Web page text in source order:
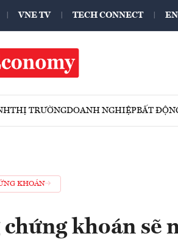
VNE TV TECH CONNECT
THỊ TRƯỜNGDOANH NGHIỆPBẤT
KHOÁN
khoán sẽ